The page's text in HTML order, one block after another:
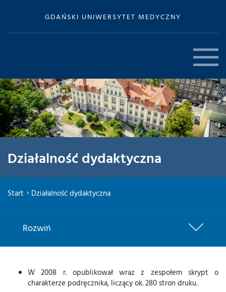
GDAŃSKI UNIWERSYTET MEDYCZNY
Działalność dydaktyczna
Start Działalność dydaktyczna
Rozwiń
W 2008 r. opublikował wraz z zespołem skrypt o
charakterze podręcznika, liczący ok. 280 stron druku.